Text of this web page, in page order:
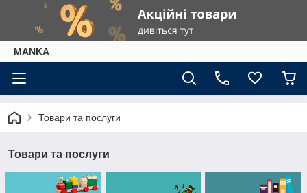
МАNKА
Товари та послуги
Товари та послуги